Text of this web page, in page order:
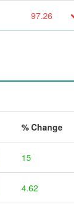
97.26
% Change
15
4.62